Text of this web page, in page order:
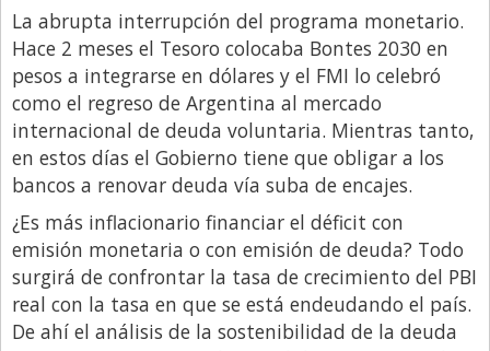
Salidas
Santa Fe
Show Business
Sociedad
Tecnología
Tendencias
Viajes
La abrupta interrupción del programa monetario.
Hace 2 meses el Tesoro colocaba Bontes 2030 en
pesos a integrarse en dólares y el FMI lo celebró
como el regreso de Argentina al mercado
internacional de deuda voluntaria. Mientras tanto,
en estos días el Gobierno tiene que obligar a los
bancos a renovar deuda vía suba de encajes.
¿Es más inflacionario financiar el déficit con
emisión monetaria o con emisión de deuda? Todo
surgirá de confrontar la tasa de crecimiento del PBI
real con la tasa en que se está endeudando el país.
De ahí el análisis de la sostenibilidad de la deuda